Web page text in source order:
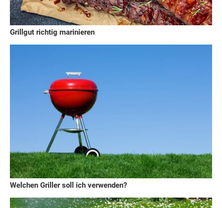
Grillgut richtig marinieren
Welchen Griller soll ich verwenden?